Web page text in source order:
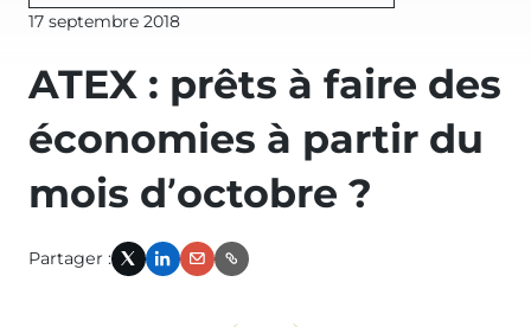
Publié
17 septembre 2018
ATEX : prêts à faire des
économies à partir du
mois d’octobre ?
Partager :
X LinkedIn
Email
Link